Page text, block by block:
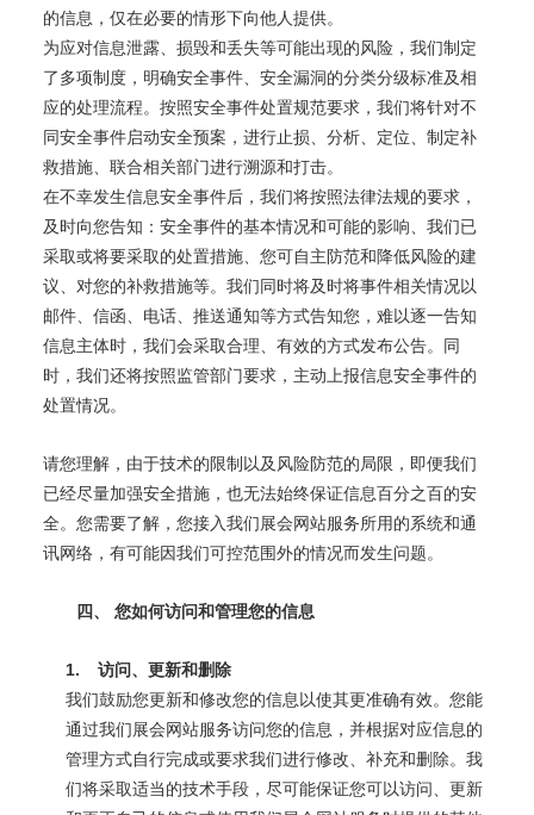
的信息，仅在必要的情形下向他人提供。
为应对信息泄露、损毁和丢失等可能出现的风险，我们制定
了多项制度，明确安全事件、安全漏洞的分类分级标准及相
应的处理流程。按照安全事件处置规范要求，我们将针对不
同安全事件启动安全预案，进行止损、分析、定位、制定补
救措施、联合相关部门进行溯源和打击。
在不幸发生信息安全事件后，我们将按照法律法规的要求，
及时向您告知：安全事件的基本情况和可能的影响、我们已
采取或将要采取的处置措施、您可自主防范和降低风险的建
议、对您的补救措施等。我们同时将及时将事件相关情况以
邮件、信函、电话、推送通知等方式告知您，难以逐一告知
信息主体时，我们会采取合理、有效的方式发布公告。同
时，我们还将按照监管部门要求，主动上报信息安全事件的
处置情况。
请您理解，由于技术的限制以及风险防范的局限，即便我们
已经尽量加强安全措施，也无法始终保证信息百分之百的安
全。您需要了解，您接入我们展会网站服务所用的系统和通
讯网络，有可能因我们可控范围外的情况而发生问题。
四、 您如何访问和管理您的信息
1.
访问、更新和删除
我们鼓励您更新和修改您的信息以使其更准确有效。您能
通过我们展会网站服务访问您的信息，并根据对应信息的
管理方式自行完成或要求我们进行修改、补充和删除。我
们将采取适当的技术手段，尽可能保证您可以访问、更新